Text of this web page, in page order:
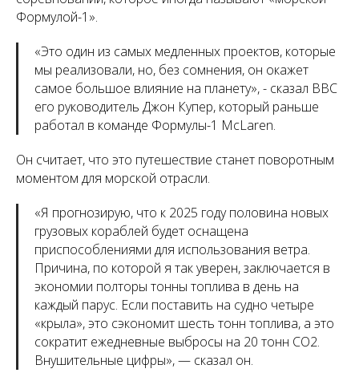
Формулой-1».
«Это один из самых медленных проектов, которые
мы реализовали, но, без сомнения, он окажет
самое большое влияние на планету», - сказал BBC
его руководитель Джон Купер, который раньше
работал в команде Формулы-1 McLaren.
Он считает, что это путешествие станет поворотным
моментом для морской отрасли.
«Я прогнозирую, что к 2025 году половина новых
грузовых кораблей будет оснащена
приспособлениями для использования ветра.
Причина, по которой я так уверен, заключается в
экономии полторы тонны топлива в день на
каждый парус. Если поставить на судно четыре
«крыла», это сэкономит шесть тонн топлива, а это
сократит ежедневные выбросы на 20 тонн CO2.
Внушительные цифры», — сказал он.